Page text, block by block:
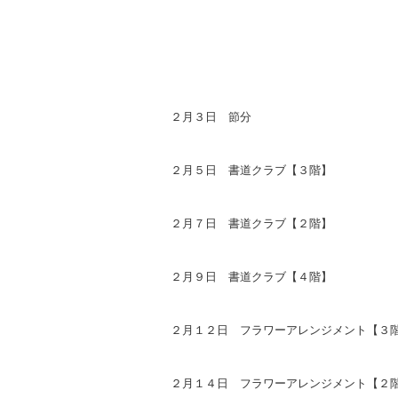
２月３日 節分
２月５日 書道クラブ【３階】
２月７日 書道クラブ【２階】
２月９日 書道クラブ【４階】
２月１２日 フラワーアレンジメント【３階
２月１４日 フラワーアレンジメント【２階